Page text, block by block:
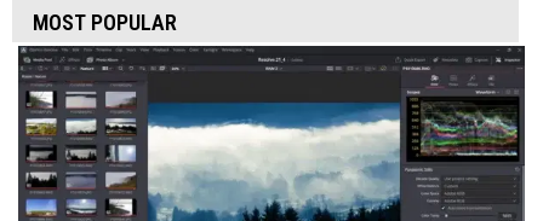
MOST POPULAR